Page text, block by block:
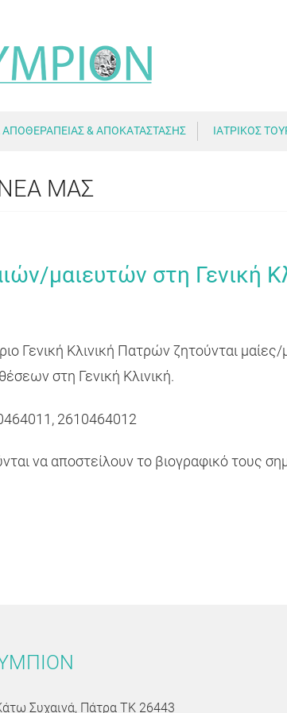
ΑΠΟΘΕΡΑΠΕΙΑΣ & ΑΠΟΚΑΤΑΣΤΑΣΗΣ ΙΑΤΡΙΚΟΣ
ΜΑΣ
μαιευτών στη Γενική
Γενική Κλινική Πατρών ζητούνται
στη Γενική Κλινική.
2610464012
να αποστείλουν το βιογραφικό τους
Συχαινά, Πάτρα ΤΚ 26443